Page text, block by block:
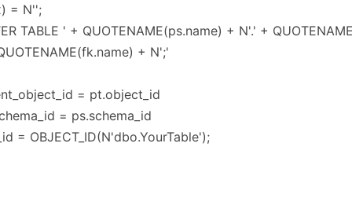
= N'';
TABLE ' + QUOTENAME(ps.name) + N'.' +
+ N';'
= pt.object_id
= ps.schema_id
= OBJECT_ID(N'dbo.YourTable');